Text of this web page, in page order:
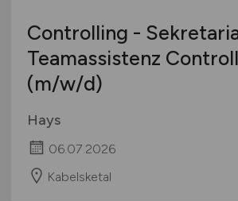
Controlling -
Teamassistenz
(m/w/d)
Hays
06.07.2026
Kabelsketal